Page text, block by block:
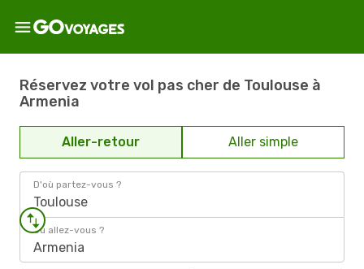
Réservez votre vol pas cher de Toulouse à
Armenia
Aller-retour Aller simple
D'où partez-vous ?
Toulouse
Où allez-vous ?
Armenia